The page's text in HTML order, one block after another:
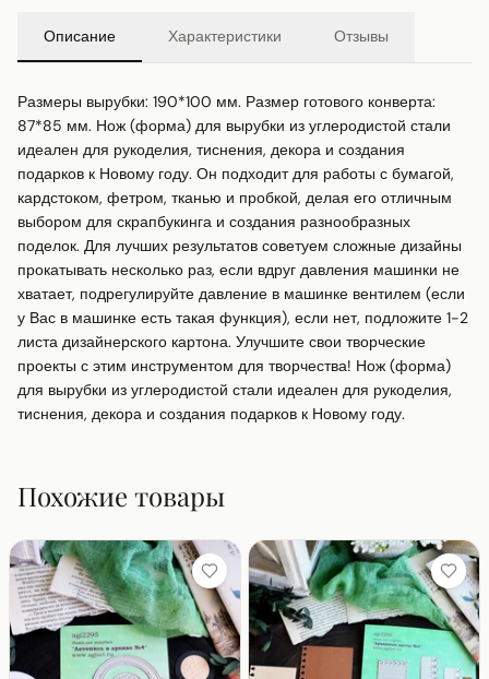
Описание Характеристики Отзывы
Размеры вырубки: 190*100 мм. Размер готового конверта:
87*85 мм. Нож (форма) для вырубки из углеродистой стали
идеален для рукоделия, тиснения, декора и создания
подарков к Новому году. Он подходит для работы с бумагой,
кардстоком, фетром, тканью и пробкой, делая его отличным
выбором для скрапбукинга и создания разнообразных
поделок. Для лучших результатов советуем сложные дизайны
прокатывать несколько раз, если вдруг давления машинки не
хватает, подрегулируйте давление в машинке вентилем (если
у Вас в машинке есть такая функция), если нет, подложите 1-2
листа дизайнерского картона. Улучшите свои творческие
проекты с этим инструментом для творчества! Нож (форма)
для вырубки из углеродистой стали идеален для рукоделия,
тиснения, декора и создания подарков к Новому году.
Похожие товары